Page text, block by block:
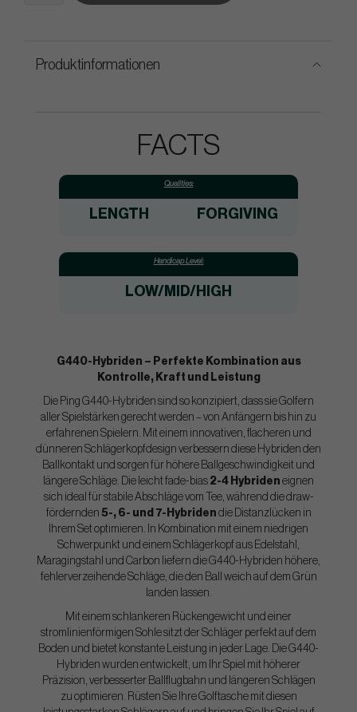
Produktinformationen
FACTS
Qualities:
LENGTH FORGIVING
Handicap Level:
LOW/MID/HIGH
G440-Hybriden – Perfekte Kombination aus
Kontrolle, Kraft und Leistung
Die Ping G440-Hybriden sind so konzipiert, dass sie Golfern
aller Spielstärken gerecht werden – von Anfängern bis hin zu
erfahrenen Spielern. Mit einem innovativen, flacheren und
dünneren Schlägerkopfdesign verbessern diese Hybriden den
Ballkontakt und sorgen für höhere Ballgeschwindigkeit und
längere Schläge. Die leicht fade-bias 2-4 Hybriden eignen
sich ideal für stabile Abschläge vom Tee, während die draw-
fördernden 5-, 6- und 7-Hybriden die Distanzlücken in
Ihrem Set optimieren. In Kombination mit einem niedrigen
Schwerpunkt und einem Schlägerkopf aus Edelstahl,
Maragingstahl und Carbon liefern die G440-Hybriden höhere,
fehlerverzeihende Schläge, die den Ball weich auf dem Grün
landen lassen.
Mit einem schlankeren Rückengewicht und einer
stromlinienförmigen Sohle sitzt der Schläger perfekt auf dem
Boden und bietet konstante Leistung in jeder Lage. Die G440-
Hybriden wurden entwickelt, um Ihr Spiel mit höherer
Präzision, verbesserter Ballflugbahn und längeren Schlägen
zu optimieren. Rüsten Sie Ihre Golftasche mit diesen